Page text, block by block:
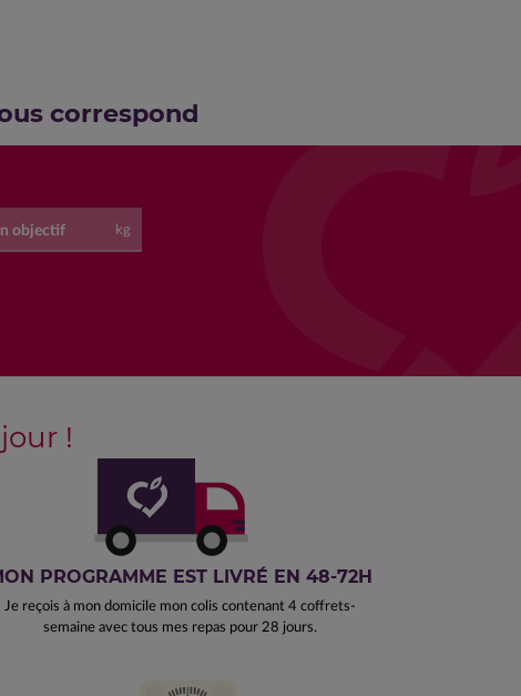
correspond
objectif kg
!
PROGRAMME EST LIVRÉ EN 48-72H
Je reçois à mon domicile mon colis contenant 4 coffrets-
semaine avec tous mes repas pour 28 jours.